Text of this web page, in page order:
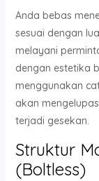
Anda bebas
sesuai dengan
melayani
dengan estetika
menggunakan
akan
terjadi gesekan.
Struktur
(Boltless)